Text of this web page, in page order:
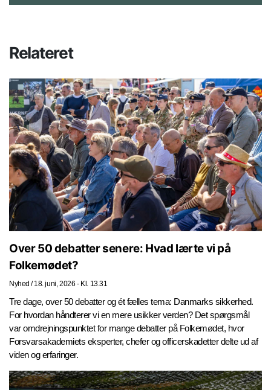
Relateret
Over 50 debatter senere: Hvad lærte vi på
Folkemødet?
Nyhed / 18. juni, 2026 - Kl. 13.31
Tre dage, over 50 debatter og ét fælles tema: Danmarks sikkerhed.
For hvordan håndterer vi en mere usikker verden? Det spørgsmål
var omdrejningspunktet for mange debatter på Folkemødet, hvor
Forsvarsakademiets eksperter, chefer og officerskadetter delte ud af
viden og erfaringer.